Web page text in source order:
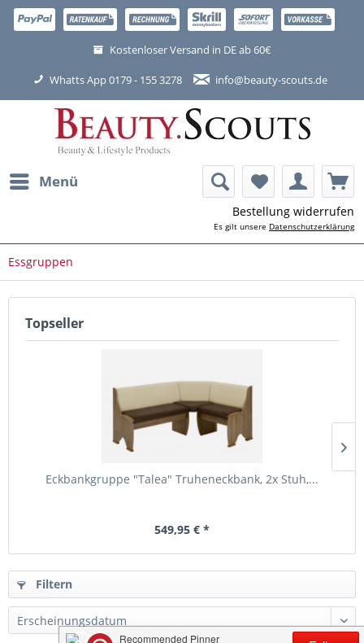
Kostenloser Versand in DE ab 60€
Whatts App 0179 - 155 3278 info@beauty-scouts.de
Menü
Bestellung widerrufen
Es gilt unsere Datenschutzerklärung
Essgruppen
Topseller
Eckbankgruppe "Talea" Truheneckbank, 2x Stuh,...
549,95 € *
Filtern